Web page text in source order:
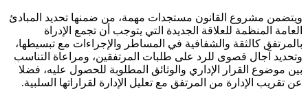
ويتضمن مشروع القانون مستجدات مهمة، من ضمنها تحديد المبادئ
العامة المنظمة للعلاقة الجديدة التي يتوجب أن تجمع الإدراة
بالمرتفق كالثقة والشفافية في المساطر والإجراءات مع تبسيطها،
وتحديد آجال قصوى للرد على طلبات المرتفقين، ومراعاة التناسب
بين موضوع القرار الإداري والوثائق المطلوبة للحصول عليه، فضلا
عن تقريب الإدارة من المرتفق مع تعليل الإدارة لقراراتها السلبية.